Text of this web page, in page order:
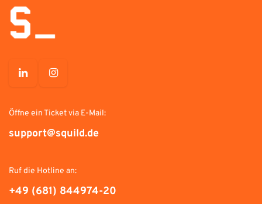
Öffne ein Ticket via E-Mail:
support@squild.de
Ruf die Hotline an:
+49 (681) 84497​4-20